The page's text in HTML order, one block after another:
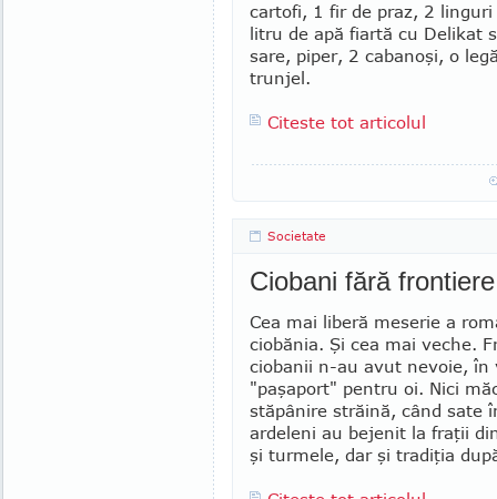
cartofi, 1 fir de praz, 2
litru de apă fiartă cu Delikat
sare, piper, 2 caba­noşi, o
trunjel.
Citeste tot articolul
Societate
Ciobani fără
Cea mai liberă meserie a
ciobănia. Şi cea mai veche.
ciobanii n-au avut nevoie, în
"paşaport" pentru oi. Nici
stăpânire străină, când sate
ardeleni au bejenit la fraţii
şi turmele, dar şi tradiţia